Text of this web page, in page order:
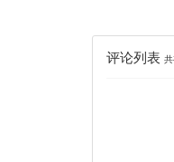
评论列表